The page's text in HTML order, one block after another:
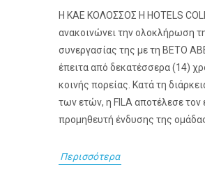
Η ΚΑΕ ΚΟΛΟΣΣΟΣ H HOTELS
ανακοινώνει την ολοκλήρωση
συνεργασίας της με τη ΒΕΤΟ
έπειτα από δεκατέσσερα (14)
κοινής πορείας. Κατά τη
των ετών, η FILA αποτέλεσε τον
προμηθευτή ένδυσης της ομάδας
Περισσότερα